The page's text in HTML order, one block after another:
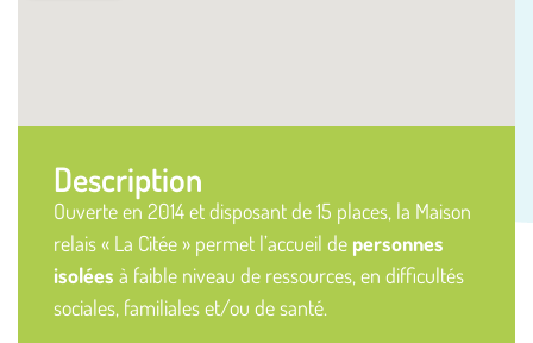
Description
Ouverte en 2014 et disposant de 15 places, la Maison
relais « La Citée » permet l’accueil de personnes
isolées à faible niveau de ressources, en difficultés
sociales, familiales et/ou de santé.